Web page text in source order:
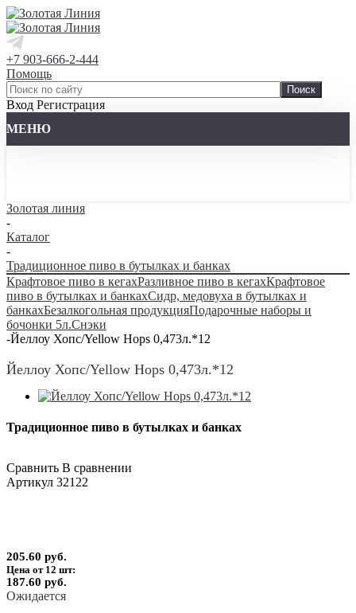
+7 903-666-2-444
Помощь
Вход Регистрация
МЕНЮ
Золотая линия
-
Каталог
-
Традиционное пиво в бутылках и банках
Крафтовое пиво в кегахРазливное пиво в кегахКрафтовое
пиво в бутылках и банкахСидр, медовуха в бутылках и
банкахБезалкогольная продукцияПодарочные наборы и
бочонки 5л.Снэки
-Йеллоу Хопс/Yellow Hops 0,473л.*12
Йеллоу Хопс/Yellow Hops 0,473л.*12
Традиционное пиво в бутылках и банках
Сравнить В сравнении
Артикул 32122
205.60 руб.
Цена от 12 шт:
187.60 руб.
Ожидается